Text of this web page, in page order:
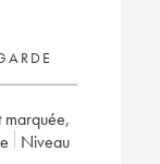
marquée,
Niveau